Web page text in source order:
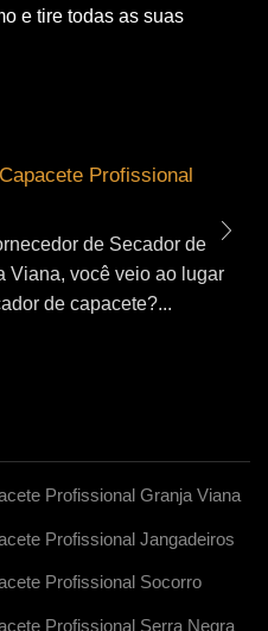
e tire todas as suas
Profissional
de Secador de
Viana, você veio ao lugar
de capacete?...
Profissional Granja Viana
Profissional Jangadeiros
Profissional Socorro
Profissional Serra Negra